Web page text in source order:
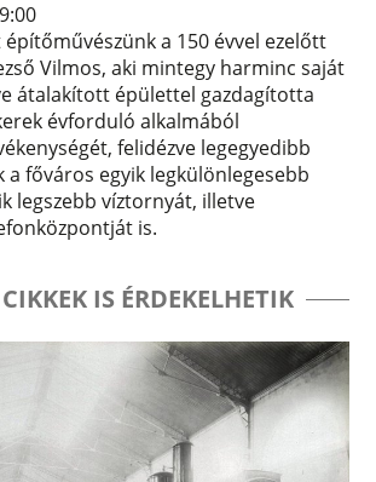
a 150 évvel ezelőtt
Vilmos, aki mintegy harminc saját
átalakított épülettel gazdagította
évforduló alkalmából
felidézve legegyedibb
a főváros egyik legkülönlegesebb
legszebb víztornyát, illetve
is.
IS ÉRDEKELHETIK